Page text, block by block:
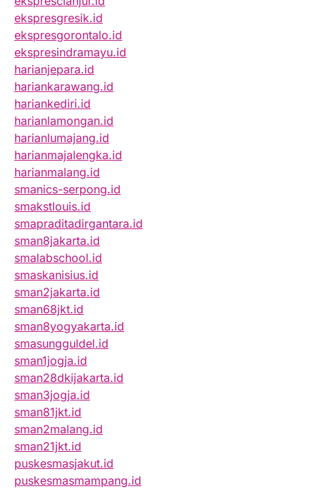
ekspresgresik.id
ekspresgorontalo.id
ekspresindramayu.id
harianjepara.id
hariankarawang.id
hariankediri.id
harianlamongan.id
harianlumajang.id
harianmajalengka.id
harianmalang.id
smanics-serpong.id
smakstlouis.id
smapraditadirgantara.id
sman8jakarta.id
smalabschool.id
smaskanisius.id
sman2jakarta.id
sman68jkt.id
sman8yogyakarta.id
smasungguldel.id
sman1jogja.id
sman28dkijakarta.id
sman3jogja.id
sman81jkt.id
sman2malang.id
sman21jkt.id
puskesmasjakut.id
puskesmasmampang.id